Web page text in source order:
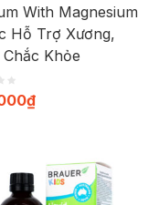
With Magnesium
Hỗ Trợ Xương,
Chắc Khỏe
₫